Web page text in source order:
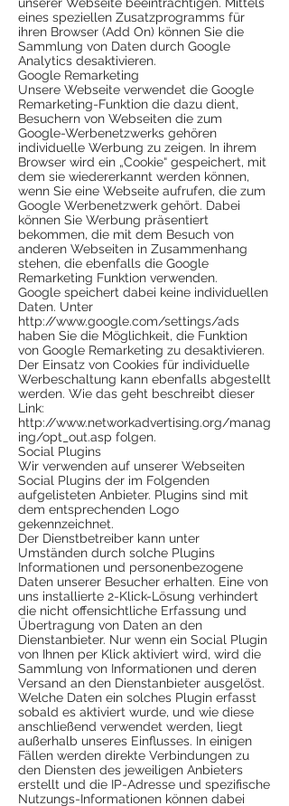
eines speziellen Zusatzprogramms für
ihren Browser (Add On) können Sie die
Sammlung von Daten durch Google
Analytics desaktivieren.
Google Remarketing
Unsere Webseite verwendet die Google
Remarketing-Funktion die dazu dient,
Besuchern von Webseiten die zum
Google-Werbenetzwerks gehören
individuelle Werbung zu zeigen. In ihrem
Browser wird ein „Cookie“ gespeichert, mit
dem sie wiedererkannt werden können,
wenn Sie eine Webseite aufrufen, die zum
Google Werbenetzwerk gehört. Dabei
können Sie Werbung präsentiert
bekommen, die mit dem Besuch von
anderen Webseiten in Zusammenhang
stehen, die ebenfalls die Google
Remarketing Funktion verwenden.
Google speichert dabei keine individuellen
Daten. Unter
http://www.google.com/settings/ads
haben Sie die Möglichkeit, die Funktion
von Google Remarketing zu desaktivieren.
Der Einsatz von Cookies für individuelle
Werbeschaltung kann ebenfalls abgestellt
werden. Wie das geht beschreibt dieser
Link:
http://www.networkadvertising.org/manag
ing/opt_out.asp folgen.
Social Plugins
Wir verwenden auf unserer Webseiten
Social Plugins der im Folgenden
aufgelisteten Anbieter. Plugins sind mit
dem entsprechenden Logo
gekennzeichnet.
Der Dienstbetreiber kann unter
Umständen durch solche Plugins
Informationen und personenbezogene
Daten unserer Besucher erhalten. Eine von
uns installierte 2-Klick-Lösung verhindert
die nicht offensichtliche Erfassung und
Übertragung von Daten an den
Dienstanbieter. Nur wenn ein Social Plugin
von Ihnen per Klick aktiviert wird, wird die
Sammlung von Informationen und deren
Versand an den Dienstanbieter ausgelöst.
Welche Daten ein solches Plugin erfasst
sobald es aktiviert wurde, und wie diese
anschließend verwendet werden, liegt
außerhalb unseres Einflusses. In einigen
Fällen werden direkte Verbindungen zu
den Diensten des jeweiligen Anbieters
erstellt und die IP-Adresse und spezifische
Nutzungs-Informationen können dabei